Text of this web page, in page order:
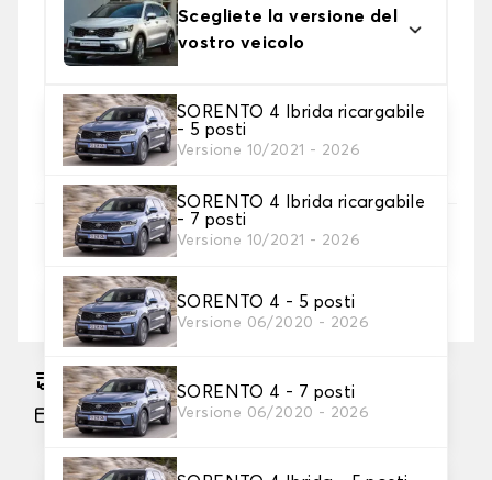
Scegliete la versione del
vostro veicolo
SORENTO 4 Ibrida ricargabile
- 5 posti
Versione 10/2021 - 2026
SORENTO 4 Ibrida ricargabile
- 7 posti
Versione 10/2021 - 2026
SORENTO 4 - 5 posti
Versione 06/2020 - 2026
SORENTO 4 - 7 posti
Versione 06/2020 - 2026
2. Finitura a calza
Scegli le calze da neve adatte alle tue necessità
3. Dimensioni
Inserire le dimensioni del pneumatico
Dove posso trovare le misure dei pneumatici?
Consegna gratuita stimata su 12/08/2026
Pagamento in 3x gratuito, a partire da 60 euro
di acquisto.